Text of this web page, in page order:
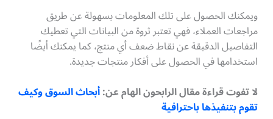
ويمكنك الحصول على تلك المعلومات بسهولة عن طريق
مراجعات العملاء، فهي تعتبر ثروة من البيانات التي تعطيك
التفاصيل الدقيقة عن نقاط ضعف أي منتج، كما يمكنك أيضًا
استخدامها في الحصول على أفكار منتجات جديدة.
لا تفوت قراءة مقال الرابحون الهام عن:أبحاث السوق وكيف
تقوم بتنفيذها باحترافية